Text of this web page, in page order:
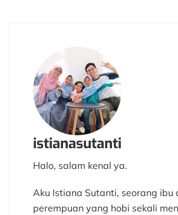
istianasutanti
Halo, salam kenal ya.
Aku Istiana Sutanti, seorang ibu
perempuan yang hobi sekali